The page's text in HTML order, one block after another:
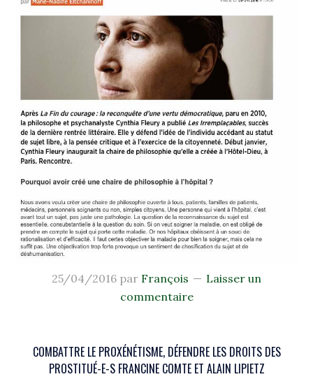
25/04/2016 par François
Laisser un
commentaire
COMBATTRE LE PROXÉNÉTISME, DÉFENDRE LES DROITS DES
PROSTITUÉ-E-S FRANCINE COMTE ET ALAIN LIPIETZ